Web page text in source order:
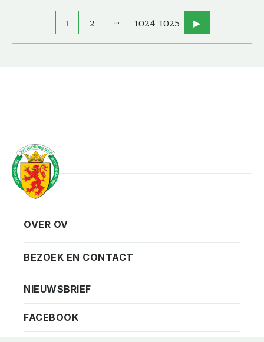
1 2 … 1024 1025 ▶
Vereniging
Privacy
Contact
Bezoekadres
OVER OV
BEZOEK EN CONTACT
NIEUWSBRIEF
FACEBOOK